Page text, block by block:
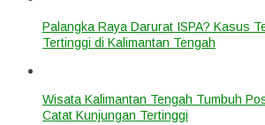
Palangka Raya Darurat ISPA? Kasus
Tertinggi di Kalimantan Tengah
Wisata Kalimantan Tengah Tumbuh
Catat Kunjungan Tertinggi